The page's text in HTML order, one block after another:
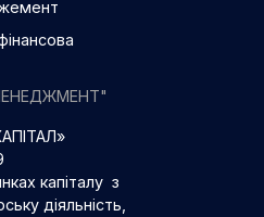
капіталу з
діяльність,